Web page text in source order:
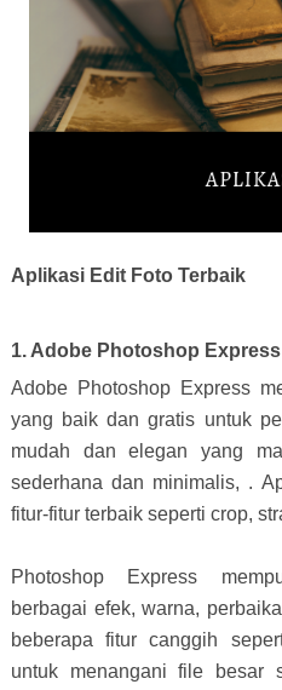
Aplikasi Edit Foto Terbaik
1. Adobe Photoshop Express
Adobe Photoshop Express
yang baik dan gratis untuk
mudah dan elegan yang
sederhana dan minimalis, .
fitur-fitur terbaik seperti crop,
Photoshop Express
berbagai efek, warna,
beberapa fitur canggih
untuk menangani file besar